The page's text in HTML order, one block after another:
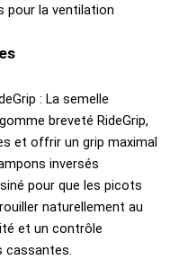
pour la ventilation
: La semelle
breveté RideGrip,
et offrir un grip maximal
inversés
pour que les picots
naturellement au
et un contrôle
cassantes.